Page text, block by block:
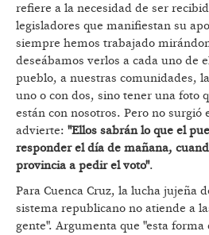
refiere a la necesidad de ser
legisladores que manifiestan su
siempre hemos trabajado
deseábamos verlos a cada uno de
pueblo, a nuestras comunidades,
uno o con dos, sino tener una foto
están con nosotros. Pero no surgió
advierte: "Ellos sabrán lo que el
responder el día de mañana,
provincia a pedir el voto".
Para Cuenca Cruz, la lucha jujeña
sistema republicano no atiende a
gente". Argumenta que "esta